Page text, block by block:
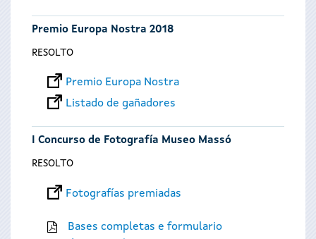
Premio Europa Nostra 2018
RESOLTO
Premio Europa Nostra
Listado de gañadores
I Concurso de Fotografía Museo Massó
RESOLTO
Fotografías premiadas
Bases completas e formulario